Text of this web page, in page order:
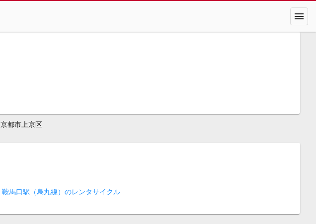
menu
京都市上京区
鞍馬口駅（烏丸線）のレンタサイクル